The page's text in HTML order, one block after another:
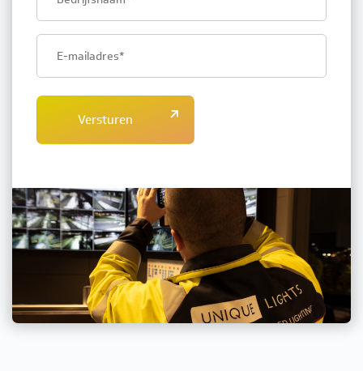
name
address